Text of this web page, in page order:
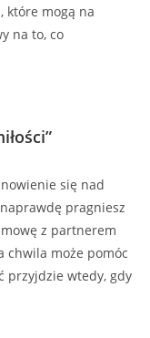
które mogą na
na to, co
się nad
pragniesz
z partnerem
chwila może pomóc
przyjdzie wtedy, gdy